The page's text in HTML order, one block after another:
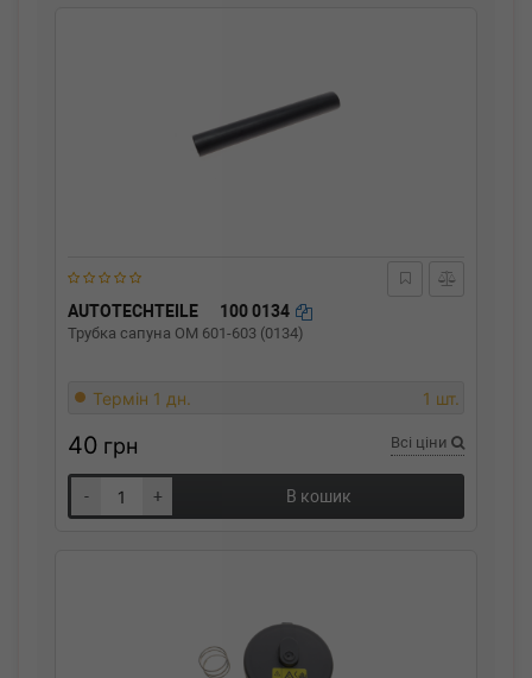
AUTOTECHTEILE 100 0134
Трубка сапуна ОМ 601-603 (0134)
Термін 1 дн. 1 шт.
40 грн Всі ціни
- + В кошик